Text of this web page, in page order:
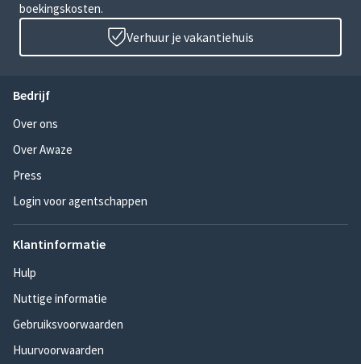
boekingskosten.
Verhuur je vakantiehuis
Bedrijf
Over ons
Over Awaze
Press
Login voor agentschappen
Klantinformatie
Hulp
Nuttige informatie
Gebruiksvoorwaarden
Huurvoorwaarden